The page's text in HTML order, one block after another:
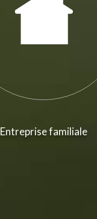
Entreprise familiale